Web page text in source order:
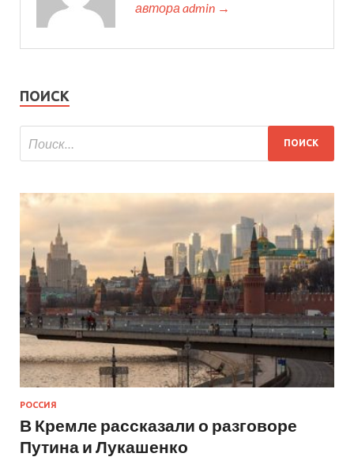
автора admin →
ПОИСК
РОССИЯ
В Кремле рассказали о разговоре
Путина и Лукашенко